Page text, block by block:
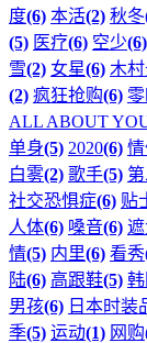
度(6) 本活(2) 秋冬
(5) 医疗(6) 空少(6)
雪(2) 女星(6) 木
(2) 疯狂抢购(6)
ALL ABOUT
单身(5) 2020(6)
白雾(2) 歌手(5)
社交恐惧症(6) 贴
人体(6) 嗓音(6)
情(5) 内里(6) 看秀
陆(6) 高跟鞋(5)
男孩(6) 日本时装
季(5) 运动(1) 网购